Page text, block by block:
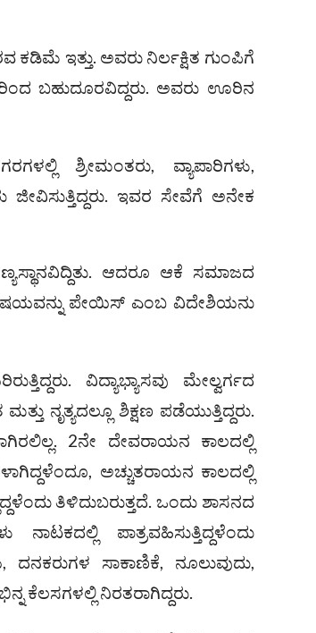
ಕಡಿಮೆ ಇತ್ತು. ಅವರು ನಿರ್ಲಕ್ಷಿತ ಗುಂಪಿಗೆ
ಬಹುದೂರವಿದ್ದರು. ಅವರು ಊರಿನ
ಶ್ರೀಮಂತರು, ವ್ಯಾಪಾರಿಗಳು,
ಜೀವಿಸುತ್ತಿದ್ದರು. ಇವರ ಸೇವೆಗೆ ಅನೇಕ
ಆದರೂ ಆಕೆ ಸಮಾಜದ
ವಿಷಯವನ್ನು ಪೇಯಿಸ್ ಎಂಬ ವಿದೇಶಿಯನು
ವಿದ್ಯಾಭ್ಯಾಸವು ಮೇಲ್ವರ್ಗದ
ನೃತ್ಯದಲ್ಲೂ ಶಿಕ್ಷಣ ಪಡೆಯುತ್ತಿದ್ದರು.
2ನೇ ದೇವರಾಯನ ಕಾಲದಲ್ಲಿ
ಅಚ್ಚುತರಾಯನ ಕಾಲದಲ್ಲಿ
ತಿಳಿದುಬರುತ್ತದೆ. ಒಂದು ಶಾಸನದ
ಪಾತ್ರವಹಿಸುತ್ತಿದ್ದಳೆಂದು
ಸಾಕಾಣಿಕೆ, ನೂಲುವುದು,
ಕೆಲಸಗಳಲ್ಲಿ ನಿರತರಾಗಿದ್ದರು.